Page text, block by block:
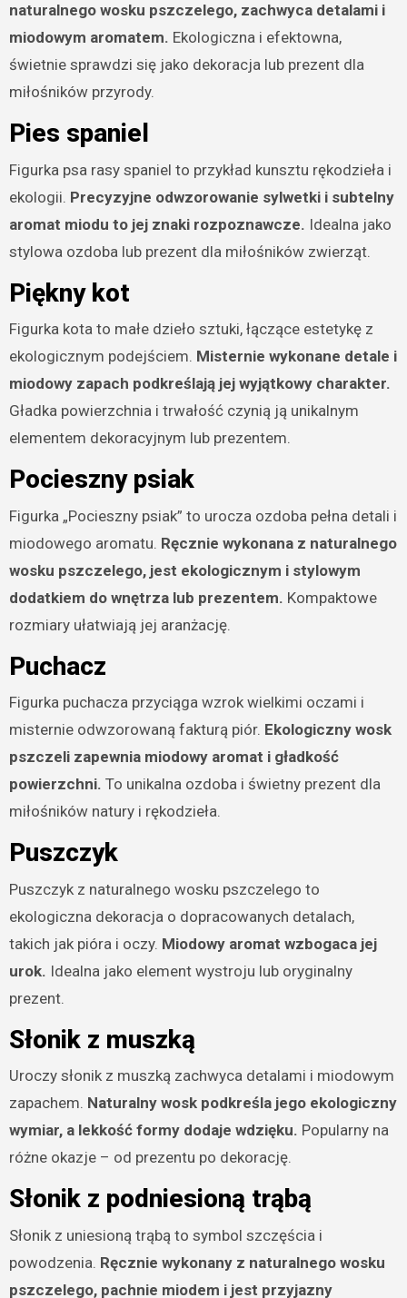
naturalnego wosku pszczelego, zachwyca detalami i
miodowym aromatem. Ekologiczna i efektowna,
świetnie sprawdzi się jako dekoracja lub prezent dla
miłośników przyrody.
Pies spaniel
Figurka psa rasy spaniel to przykład kunsztu rękodzieła i
ekologii. Precyzyjne odwzorowanie sylwetki i subtelny
aromat miodu to jej znaki rozpoznawcze. Idealna jako
stylowa ozdoba lub prezent dla miłośników zwierząt.
Piękny kot
Figurka kota to małe dzieło sztuki, łączące estetykę z
ekologicznym podejściem. Misternie wykonane detale i
miodowy zapach podkreślają jej wyjątkowy charakter.
Gładka powierzchnia i trwałość czynią ją unikalnym
elementem dekoracyjnym lub prezentem.
Pocieszny psiak
Figurka „Pocieszny psiak” to urocza ozdoba pełna detali i
miodowego aromatu. Ręcznie wykonana z naturalnego
wosku pszczelego, jest ekologicznym i stylowym
dodatkiem do wnętrza lub prezentem. Kompaktowe
rozmiary ułatwiają jej aranżację.
Puchacz
Figurka puchacza przyciąga wzrok wielkimi oczami i
misternie odwzorowaną fakturą piór. Ekologiczny wosk
pszczeli zapewnia miodowy aromat i gładkość
powierzchni. To unikalna ozdoba i świetny prezent dla
miłośników natury i rękodzieła.
Puszczyk
Puszczyk z naturalnego wosku pszczelego to
ekologiczna dekoracja o dopracowanych detalach,
takich jak pióra i oczy. Miodowy aromat wzbogaca jej
urok. Idealna jako element wystroju lub oryginalny
prezent.
Słonik z muszką
Uroczy słonik z muszką zachwyca detalami i miodowym
zapachem. Naturalny wosk podkreśla jego ekologiczny
wymiar, a lekkość formy dodaje wdzięku. Popularny na
różne okazje – od prezentu po dekorację.
Słonik z podniesioną trąbą
Słonik z uniesioną trąbą to symbol szczęścia i
powodzenia. Ręcznie wykonany z naturalnego wosku
pszczelego, pachnie miodem i jest przyjazny